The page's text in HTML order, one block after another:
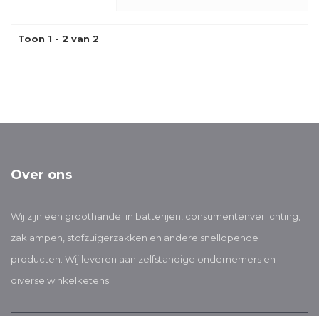
Toon 1 - 2 van 2
Over ons
Wij zijn een groothandel in batterijen, consumentenverlichting,
zaklampen, stofzuigerzakken en andere snellopende
producten. Wij leveren aan zelfstandige ondernemers en
diverse winkelketens